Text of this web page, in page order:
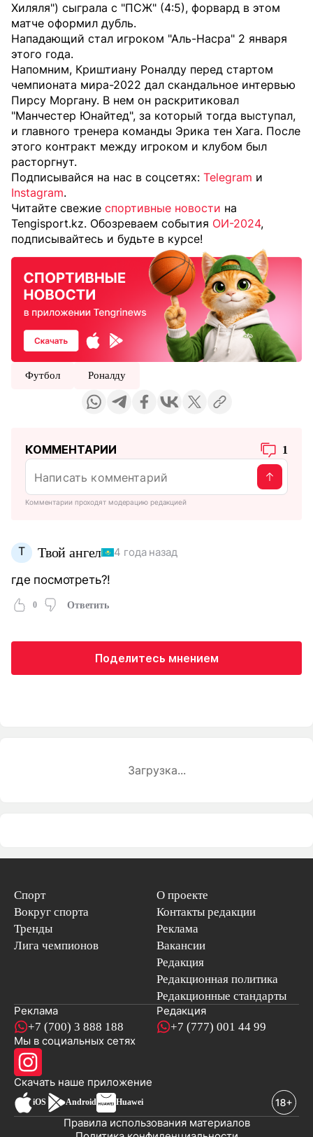
Хиляля") сыграла с "ПСЖ" (4:5), форвард в этом
матче оформил дубль.
Нападающий стал игроком "Аль-Насра" 2 января
этого года.
Напомним, Криштиану Роналду перед стартом
чемпионата мира-2022 дал скандальное интервью
Пирсу Моргану. В нем он раскритиковал
"Манчестер Юнайтед", за который тогда выступал,
и главного тренера команды Эрика тен Хага. После
этого контракт между игроком и клубом был
расторгнут.
Подписывайся на нас в соцсетях: Telegram и
Instagram.
Читайте свежие спортивные новости на
Tengisport.kz. Обозреваем события ОИ-2024,
подписывайтесь и будьте в курсе!
Футбол Роналду
КОММЕНТАРИИ 1
Комментарии проходят модерацию редакцией
Т Твой ангел 4 года назад
где посмотреть?!
0 Ответить
Поделитесь мнением
Загрузка...
Спорт
Вокруг спорта
Тренды
Лига чемпионов
О проекте
Контакты редакции
Реклама
Вакансии
Редакция
Редакционная политика
Редакционные стандарты
Реклама
+7 (700) 3 888 188
Редакция
+7 (777) 001 44 99
Мы в социальных сетях
Скачать наше приложениеновостей
iOS Android Huawei
Правила использования материалов